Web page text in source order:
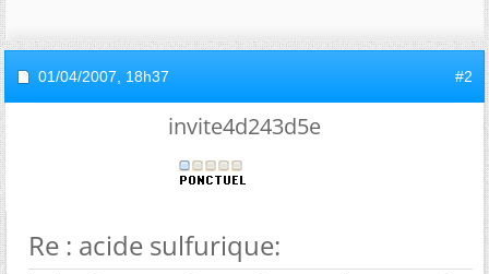
01/04/2007, 18h37 #2
invite4d243d5e
Re : acide sulfurique: